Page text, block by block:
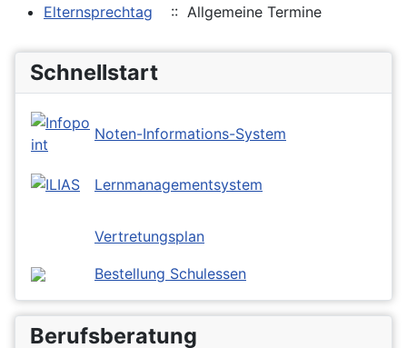
Elternsprechtag
:: Allgemeine Termine
Schnellstart
Noten-Informations-System
Lernmanagementsystem
Vertretungsplan
Bestellung Schulessen
Berufsberatung